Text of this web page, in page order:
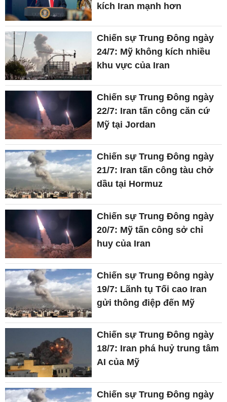
kích Iran mạnh hơn
Chiến sự Trung Đông ngày
24/7: Mỹ không kích nhiều
khu vực của Iran
Chiến sự Trung Đông ngày
22/7: Iran tấn công căn cứ
Mỹ tại Jordan
Chiến sự Trung Đông ngày
21/7: Iran tấn công tàu chở
dầu tại Hormuz
Chiến sự Trung Đông ngày
20/7: Mỹ tấn công sở chỉ
huy của Iran
Chiến sự Trung Đông ngày
19/7: Lãnh tụ Tối cao Iran
gửi thông điệp đến Mỹ
Chiến sự Trung Đông ngày
18/7: Iran phá huỷ trung tâm
AI của Mỹ
Chiến sự Trung Đông ngày